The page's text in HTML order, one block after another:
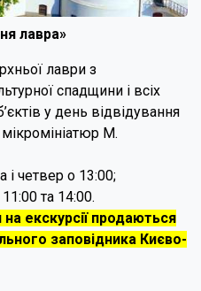
лавра»
лаври з
спадщини і всіх
у день відвідування
М.
і четвер о 13:00;
та 14:00.
екскурсії продаються
заповідника Києво-